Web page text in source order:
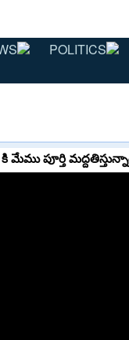
POLITICS
మేము పూర్తి